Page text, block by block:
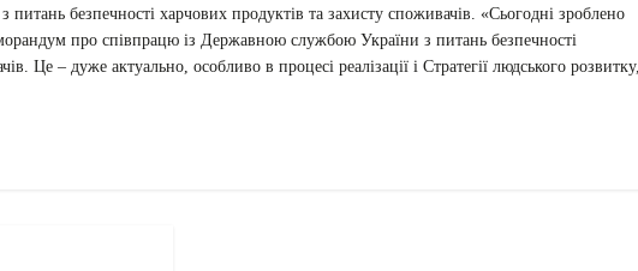
безпечності харчових продуктів та захисту споживачів. «Сьогодні зроблено
про співпрацю із Державною службою України з питань безпечності
Це – дуже актуально, особливо в процесі реалізації і Стратегії людського розвитку,